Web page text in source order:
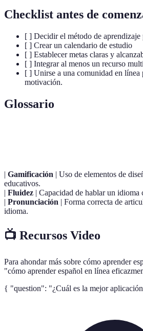
Checklist antes de
[ ] Decidir el método de aprendizaje
[ ] Crear un calendario de estudio
[ ] Establecer metas claras y
[ ] Integrar al menos un recurso
[ ] Unirse a una comunidad en línea
motivación.
Glossario
| Gamificación | Uso de elementos de
educativos.
| Fluidez | Capacidad de hablar un
| Pronunciación | Forma correcta de
idioma.
📺 Recursos Video
Para ahondar más sobre cómo aprender
"cómo aprender español en línea
{ "question": "¿Cuál es la mejor